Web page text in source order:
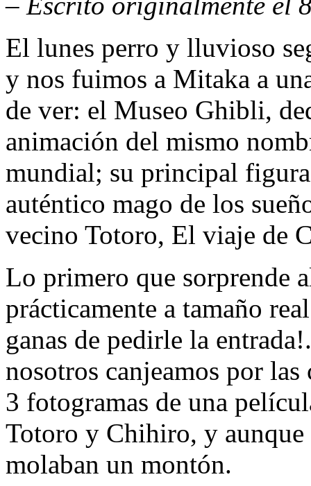
El lunes perro y lluvioso
y nos fuimos a Mitaka a
de ver: el Museo Ghibli,
animación del mismo
mundial; su principal
auténtico mago de los
vecino Totoro, El viaje de
Lo primero que sorprende
prácticamente a tamaño
ganas de pedirle la
nosotros canjeamos por
3 fotogramas de una
Totoro y Chihiro, y aunque
molaban un montón.